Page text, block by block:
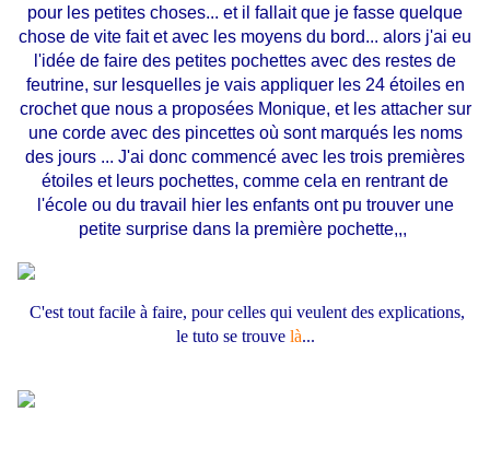
pour les petites choses... et il fallait que je fasse quelque
chose de vite fait et avec les moyens du bord... alors j'ai eu
l'idée de faire des petites pochettes avec des restes de
feutrine, sur lesquelles je vais appliquer les 24 étoiles en
crochet que nous a proposées Monique, et les attacher sur
une corde avec des pincettes où sont marqués les noms
des jours ... J'ai donc commencé avec les trois premières
étoiles et leurs pochettes, comme cela en rentrant de
l'école ou du travail hier les enfants ont pu trouver une
petite surprise dans la première pochette,,,
C'est tout facile à faire, pour celles qui veulent des explications,
le tuto se trouve là...